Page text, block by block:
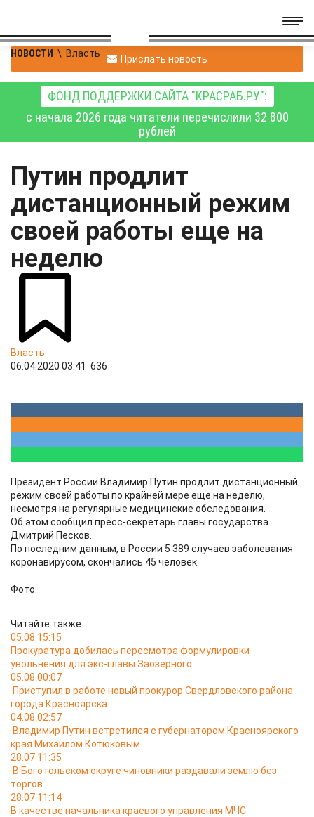
НОВОСТИ \ Власть Прислать новость
ФОНД ПОДДЕРЖКИ САЙТА "КРАСРАБ.РУ":
с начала 2026 года читатели перечислили 32 800
рублей
Путин продлит
дистанционный режим
своей работы еще на
неделю
Власть
06.04.2020 03:41 636
Президент России Владимир Путин продлит дистанционный
режим своей работы по крайней мере еще на неделю,
несмотря на регулярные медицинские обследования.
Об этом сообщил пресс-секретарь главы государства
Дмитрий Песков.
По последним данным, в России 5 389 случаев заболевания
коронавирусом, скончались 45 человек.
Фото:
Читайте также
05.08 15:15
Прокуратура добилась пересмотра формулировки
увольнения для экс-главы Заозёрного
05.08 00:07
Приступил в работе новый прокурор Свердловского района
города Красноярска
04.08 02:57
Владимир Путин встретился с губернатором Красноярского
края Михаилом Котюковым
28.07 11:35
В Боготольском округе чиновники раздавали землю без
торгов
28.07 11:14
В качестве начальника краевого управления МЧС